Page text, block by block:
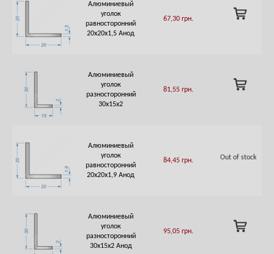
Алюминиевый
уголок
равносторонний
20х20х1,5 Анод
67,30 грн.
ADD
TO
Алюминиевый
уголок
разносторонний
30х15х2
81,55 грн.
ADD
TO
Алюминиевый
уголок
равносторонний
20х20х1,9 Анод
84,45 грн. Out of stock
Алюминиевый
уголок
разносторонний
30х15х2 Анод
95,05 грн.
ADD
TO